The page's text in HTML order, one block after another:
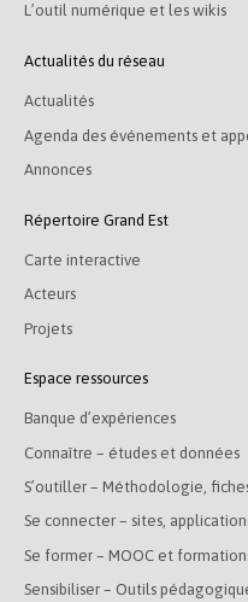
L’outil numérique et les wikis
Actualités du réseau
Actualités
Agenda des événements et
Annonces
Répertoire Grand Est
Carte interactive
Acteurs
Projets
Espace ressources
Banque d’expériences
Connaître – études et données
S’outiller – Méthodologie,
Se connecter – sites,
Se former – MOOC et
Sensibiliser – Outils